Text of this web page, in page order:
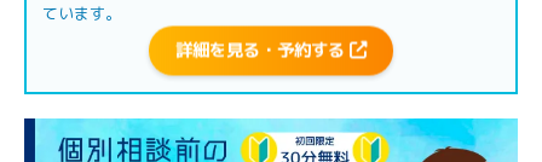
ています。
詳細を見る・予約する